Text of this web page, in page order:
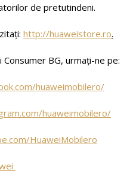
de pretutindeni.
http://huaweistore.ro.
BG, urmați-ne pe:
huaweimobilero/
huaweimobilero/
HuaweiMobilero